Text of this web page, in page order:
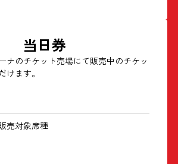
当日券
ナのチケット売場にて販売中のチケッ
けます。
売対象席種